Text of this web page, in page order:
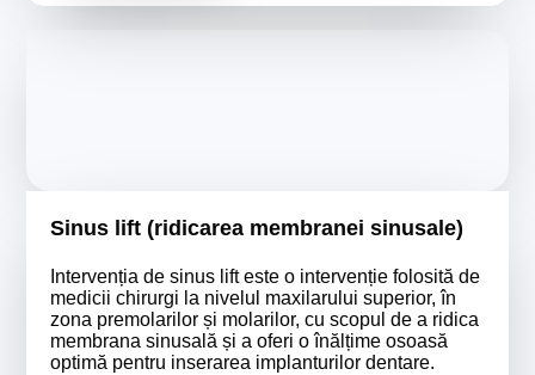
Sinus lift (ridicarea membranei sinusale)
Intervenția de sinus lift este o intervenție folosită de
medicii chirurgi la nivelul maxilarului superior, în
zona premolarilor și molarilor, cu scopul de a ridica
membrana sinusală și a oferi o înălțime osoasă
optimă pentru inserarea implanturilor dentare.